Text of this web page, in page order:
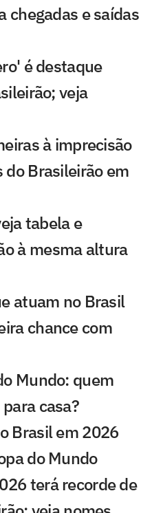
chegadas e saídas
é destaque
veja
à imprecisão
do Brasileirão em
tabela e
à mesma altura
atuam no Brasil
chance com
Mundo: quem
casa?
Brasil em 2026
do Mundo
terá recorde de